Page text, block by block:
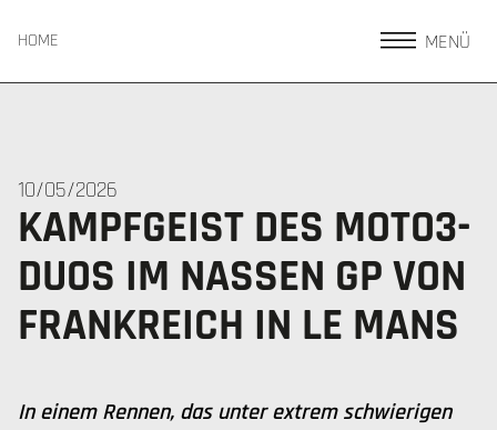
HOME MENÜ
10/05/2026
KAMPFGEIST DES MOTO3-
DUOS IM NASSEN GP VON
FRANKREICH IN LE MANS
In einem Rennen, das unter extrem schwierigen